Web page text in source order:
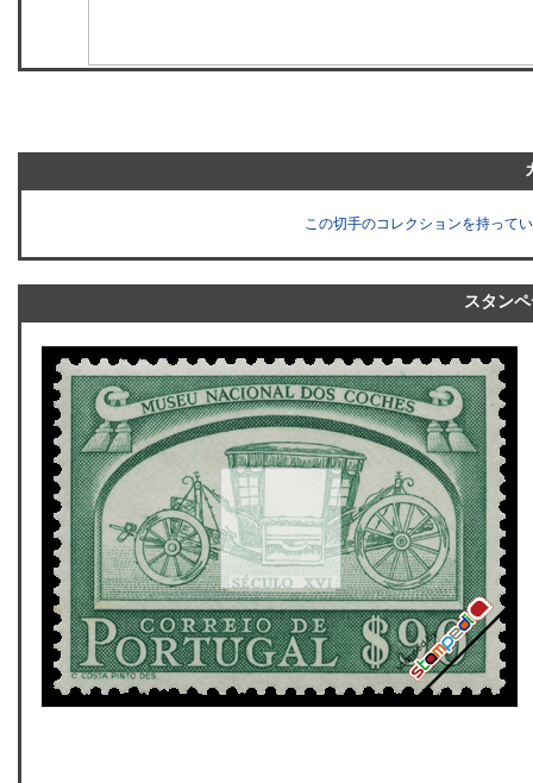
この切手のコレクションを持って
スタン